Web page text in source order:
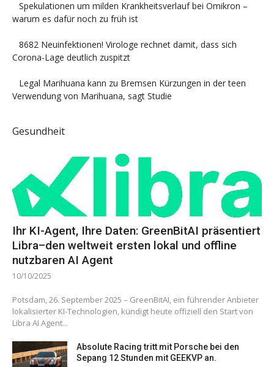
Spekulationen um milden Krankheitsverlauf bei Omikron –
warum es dafür noch zu früh ist
8682 Neuinfektionen! Virologe rechnet damit, dass sich
Corona-Lage deutlich zuspitzt
Legal Marihuana kann zu Bremsen Kürzungen in der teen
Verwendung von Marihuana, sagt Studie
Gesundheit
Ihr KI-Agent, Ihre Daten: GreenBitAI präsentiert
Libra–den weltweit ersten lokal und offline
nutzbaren AI Agent
10/10/2025
Potsdam, 26. September 2025 – GreenBitAI, ein führender Anbieter
lokalisierter KI-Technologien, kündigt heute offiziell den Start von
Libra AI Agent...
Absolute Racing tritt mit Porsche bei den
Sepang 12 Stunden mit GEEKVP an.